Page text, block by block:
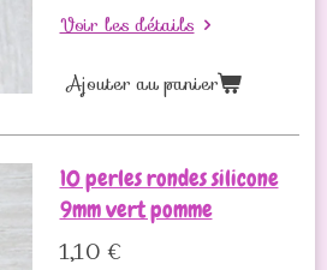
Voir les détails
Ajouter au panier
10 perles rondes silicone
9mm vert pomme
1,10 €